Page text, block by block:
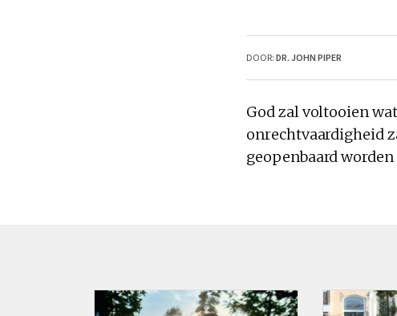
DOOR: DR. JOHN PIPER
God zal voltooien
onrechtvaardigheid
geopenbaard